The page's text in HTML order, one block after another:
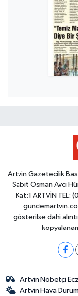
Artvin Gazetecilik
Sabit Osman Avcı
Kat:1 ARTVİN TEL:
gösterilse dahi
Artvin Nöbetçi
Artvin Hava